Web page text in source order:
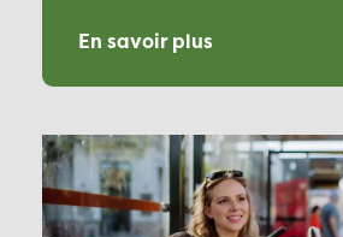
En savoir plus